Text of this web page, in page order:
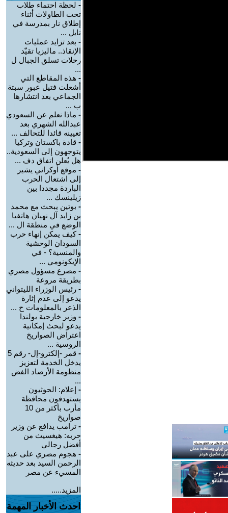
- لحظة احتماء طلاب
تحت الطاولات أثناء
إطلاق نار بمدرسة في
تايل ...
- بعد تزايد عمليات
الإنقاذ.. ماليزيا تقيّد
رحلات تسلق الجبال ل
...
- هذه المقاطع التي
أشعلت فتيل عبور سبتة
الجماعي بعد انتشارها
ب ...
- ماذا نعلم عن السعودي
عبدالله الشهري بعد
تعيينه قائدا للتحالف ...
- قادة باكستان وتركيا
يتوجهون إلى السعودية..
هل يُعلن اتفاق دف ...
- موقع أوكراني يشير
إلى اشتعال الحرب
الباردة مجددا بين
زيلينسك ...
- بوتين يبحث مع محمد
بن زايد آل نهيان هاتفيا
الوضع في منطقة ال ...
-كيف يمكن إنهاء حرب
السودان الوحشية
والمنسية؟ - في
الإيكونومي ...
- مصرع مسؤول مصري
بطريقة مروعة
- رئيس الوزراء الليتواني
يدعو إلى عدم إثارة
الذعر بالمعلومات ح ...
- وزير خارجية بولندا
يدعو لبحث إمكانية
اعتراض الصواريخ
الروسية ...
-
قمر -إلكترو-إل- رقم 5
يدخل الخدمة لتعزيز
منظومة الأرصاد الفض
...
- إعلام: الحوثيون
يستهدفون محافظة
مأرب بأكثر من 10
صواريخ
- ترامب يدافع عن وزير
حربه: هيغسيث من
أفضل رجالي
- هجوم مصري على عبد
الرحمن السيد بعد حديثه
المسيء عن مصر
المزيد.....
احدث الأخبار المهمة